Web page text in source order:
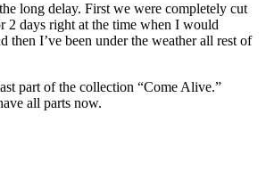
long delay. First we were completely cut
2 days right at the time when I would
then I’ve been under the weather all rest of
part of the collection “Come Alive.”
all parts now.